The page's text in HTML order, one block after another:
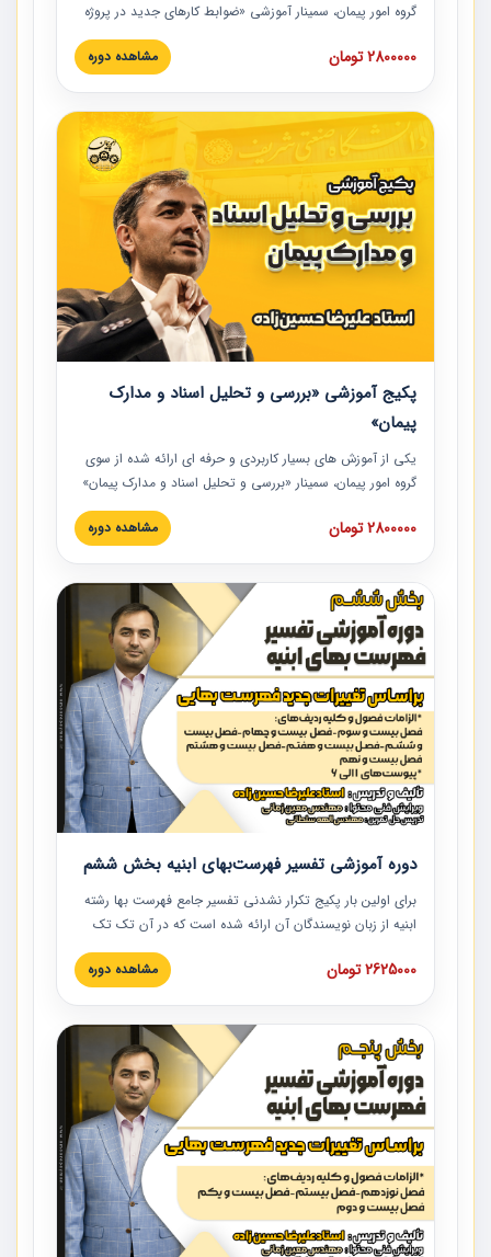
گروه امور پیمان، سمینار آموزشی «ضوابط کارهای جدید در پروژه
های عمرانی» چالش ها، تخلفات و راه حل ها با نگرش قراردادی
است که در محل سندیکای شرکت های ساختمانی کشور ارائه شد.
مدارک پیمان به همراه تجربیات عملی ارائه شده است.
2800000 تومان مشاهده دوره
پکیج آموزشی «بررسی و تحلیل اسناد و مدارک
پیمان»
یکی از آموزش‏‏‏‏‏‏ های بسیار کاربردی و حرفه‏ ای ارائه شده از سوی
گروه امور پیمان، سمینار «بررسی و تحلیل اسناد و مدارک پیمان»
است که در دانشگاه صنعتی شریف ارائه شد. در این آموزش
نکات کلیدی مربوط به اسناد و مدارک پیمان، اولویت بندی اسناد
پیمان به همراه تجربیات عملی در این خصوص ارائه شده است.
2800000 تومان مشاهده دوره
دوره آموزشی تفسیر فهرست‌بهای ابنیه بخش ششم
برای اولین بار پکیج تکرار نشدنی تفسیر جامع فهرست بها رشته
ابنیه از زبان نویسندگان آن ارائه شده است که در آن تک تک
ردیف ها و مطالب فهرست بها تفسیر و ارائه شده است. این
دوره به صورت کامل تصویری بوده و به همراه تصاویر عملیات
دوره با کلام مهندس علیرضاحسین‌زاده مدیر پروژه مهندسی
مشاور در امر بازنگری فهرست بها رشته ابنیه ارائه شده و به تمام
همکارانی که در حوزه صنعت ساخت در حال فعالیت هستند حتما
توصیه می کنیم از مطالب این دوره استفاده نمایند.
2625000 تومان مشاهده دوره